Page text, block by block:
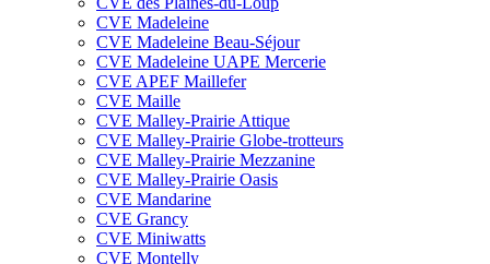
CVE Madeleine
CVE Madeleine Beau-Séjour
CVE Madeleine UAPE Mercerie
CVE APEF Maillefer
CVE Maille
CVE Malley-Prairie Attique
CVE Malley-Prairie Globe-trotteurs
CVE Malley-Prairie Mezzanine
CVE Malley-Prairie Oasis
CVE Mandarine
CVE Grancy
CVE Miniwatts
CVE Montelly